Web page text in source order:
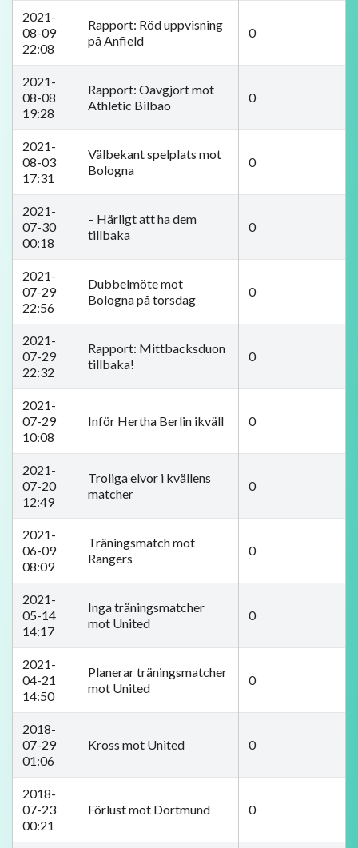
2021-
08-09
22:08
​Rapport: Röd uppvisning
på Anfield
0
2021-
08-08
19:28
Rapport: Oavgjort mot
Athletic Bilbao
0
2021-
08-03
17:31
Välbekant spelplats mot
Bologna
0
2021-
07-30
00:18
– Härligt att ha dem
tillbaka
0
2021-
07-29
22:56
Dubbelmöte mot
Bologna på torsdag
0
2021-
07-29
22:32
​Rapport: Mittbacksduon
tillbaka!
0
2021-
07-29
10:08
Inför Hertha Berlin ikväll 0
2021-
07-20
12:49
Troliga elvor i kvällens
matcher
0
2021-
06-09
08:09
Träningsmatch mot
Rangers
0
2021-
05-14
14:17
Inga träningsmatcher
mot United
0
2021-
04-21
14:50
Planerar träningsmatcher
mot United
0
2018-
07-29
01:06
Kross mot United 0
2018-
07-23
00:21
Förlust mot Dortmund 0